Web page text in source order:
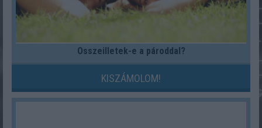
Összeilletek-e a pároddal?
KISZÁMOLOM!